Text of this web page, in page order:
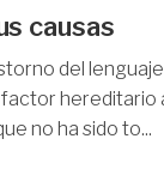
causas
del
hereditario
no ha sido to...